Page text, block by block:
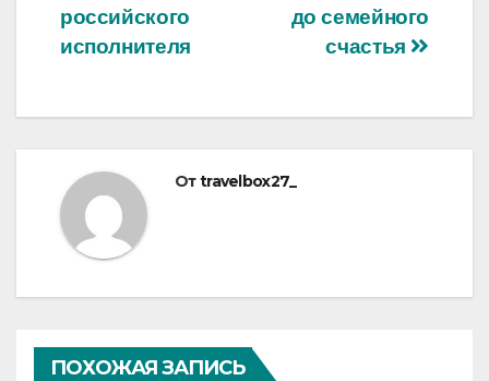
до семейного
счастья
российского
исполнителя
Отtravelbox27_
ПОХОЖАЯ ЗАПИСЬ